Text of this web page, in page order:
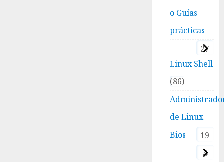
o Guías
prácticas
27
Linux Shell
86
de Linux
19
Bios
4